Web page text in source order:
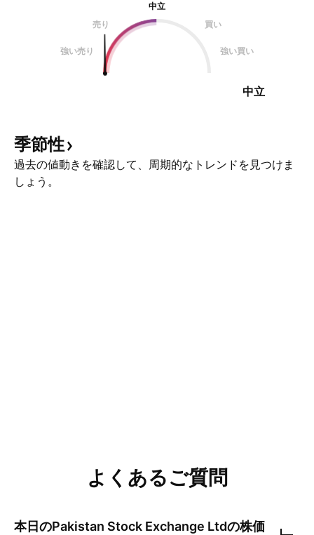
中立
売り
買い
強い売り 強い買い
中立
季節性
過去の値動きを確認して、周期的なトレンドを見つけま
しょう。
よくあるご質問
本日のPakistan Stock Exchange Ltdの株価